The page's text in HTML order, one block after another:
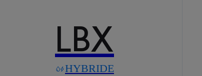
LBX
HYBRIDE